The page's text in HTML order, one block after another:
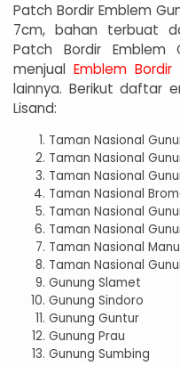
Patch Bordir Emblem
7cm, bahan terbuat
Patch Bordir Emblem
menjual Emblem Bordir
lainnya. Berikut daftar
Lisand:
Taman Nasional
Taman Nasional
Taman Nasional
Taman Nasional
Taman Nasional
Taman Nasional
Taman Nasional
Taman Nasional
Gunung Slamet
Gunung Sindoro
Gunung Guntur
Gunung Prau
Gunung Sumbing